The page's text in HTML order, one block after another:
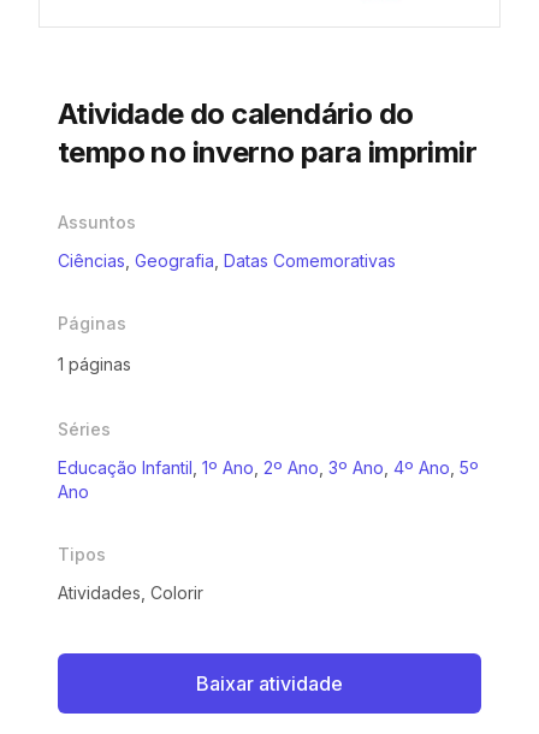
Atividade do calendário do
tempo no inverno para imprimir
Assuntos
Ciências Geografia Datas Comemorativas
Páginas
1 páginas
Séries
Educação Infantil 1º Ano 2º Ano 3º Ano 4º Ano 5º
Ano
Tipos
Atividades, Colorir
Baixar atividade